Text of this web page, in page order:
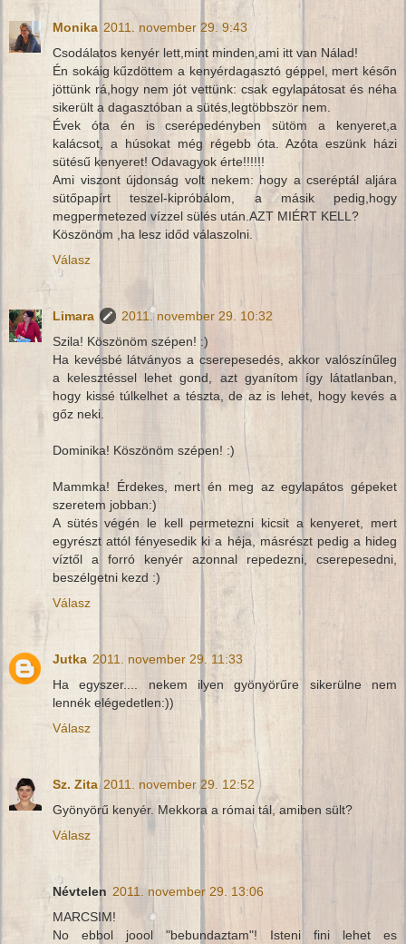
Monika 2011. november 29. 9:43
Csodálatos kenyér lett,mint minden,ami itt van Nálad!
Én sokáig kűzdöttem a kenyérdagasztó géppel, mert későn
jöttünk rá,hogy nem jót vettünk: csak egylapátosat és néha
sikerült a dagasztóban a sütés,legtöbbször nem.
Évek óta én is cserépedényben sütöm a kenyeret,a
kalácsot, a húsokat még régebb óta. Azóta eszünk házi
sütésű kenyeret! Odavagyok érte!!!!!!
Ami viszont újdonság volt nekem: hogy a cseréptál aljára
sütőpapírt teszel-kipróbálom, a másik pedig,hogy
megpermetezed vízzel sülés után.AZT MIÉRT KELL?
Köszönöm ,ha lesz időd válaszolni.
Válasz
Limara
2011. november 29. 10:32
Szila! Köszönöm szépen! :)
Ha kevésbé látványos a cserepesedés, akkor valószínűleg
a kelesztéssel lehet gond, azt gyanítom így látatlanban,
hogy kissé túlkelhet a tészta, de az is lehet, hogy kevés a
gőz neki.
Dominika! Köszönöm szépen! :)
Mammka! Érdekes, mert én meg az egylapátos gépeket
szeretem jobban:)
A sütés végén le kell permetezni kicsit a kenyeret, mert
egyrészt attól fényesedik ki a héja, másrészt pedig a hideg
víztől a forró kenyér azonnal repedezni, cserepesedni,
beszélgetni kezd :)
Válasz
Jutka 2011. november 29. 11:33
Ha egyszer.... nekem ilyen gyönyörűre sikerülne nem
lennék elégedetlen:))
Válasz
Sz. Zita 2011. november 29. 12:52
Gyönyörű kenyér. Mekkora a római tál, amiben sült?
Válasz
Névtelen 2011. november 29. 13:06
MARCSIM!
No ebbol joool "bebundaztam"! Isteni fini lehet es